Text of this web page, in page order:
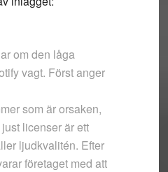
om den låga
vagt. Först anger
som är orsaken,
licenser är ett
ljudkvalitén. Efter
företaget med att